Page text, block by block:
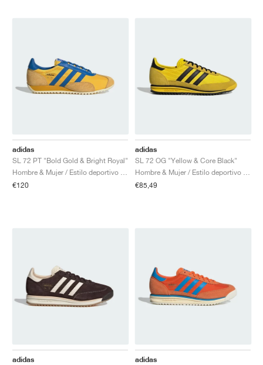
adidas
SL 72 PT "Bold Gold & Bright Royal"
€120
adidas
SL 72 OG "Yellow & Core Black"
€85,49
adidas
adidas